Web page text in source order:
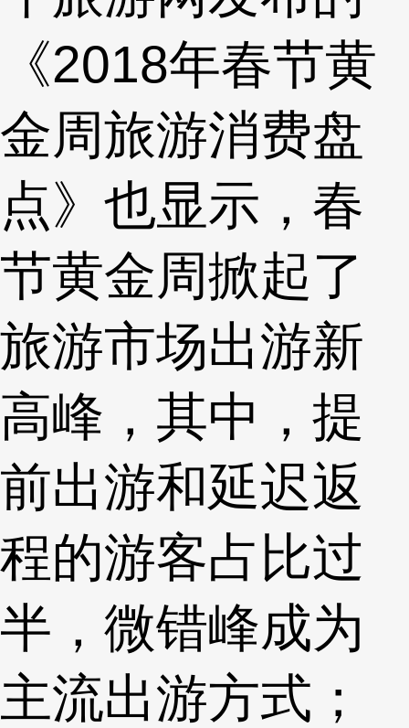
《2018年春节黄
金周旅游消费盘
点》也显示，春
节黄金周掀起了
旅游市场出游新
高峰，其中，提
前出游和延迟返
程的游客占比过
半，微错峰成为
主流出游方式；